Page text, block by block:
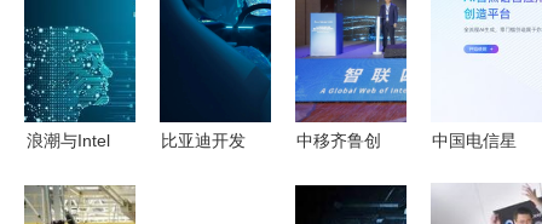
浪潮与Intel
创新进程
比亚迪开发
中移齐鲁创
技之笔，绘
中国电信星
发布国内首